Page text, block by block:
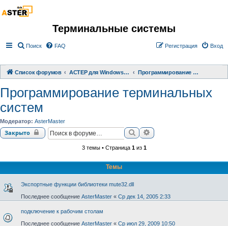
Терминальные системы
Поиск FAQ Вход
Регистрация
Список форумов АСТЕР для Windows 2000/XP/ 7/ 8/ 10 Программирование терминальных систем
Программирование терминальных
систем
Модератор: AsterMaster
Закрыто ПоискРасширенный поиск
3 темы • Страница 1из 1
Темы
Экспортные функции библиотеки mute32.dll
Последнее сообщение AsterMaster « Ср дек 14, 2005 2:33
подключение к рабочим столам
Последнее сообщение AsterMaster « Ср июл 29, 2009 10:50